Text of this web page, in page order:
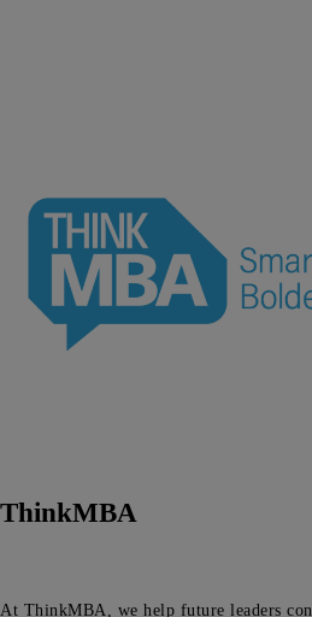
ThinkMBA
At ThinkMBA, we help future leaders